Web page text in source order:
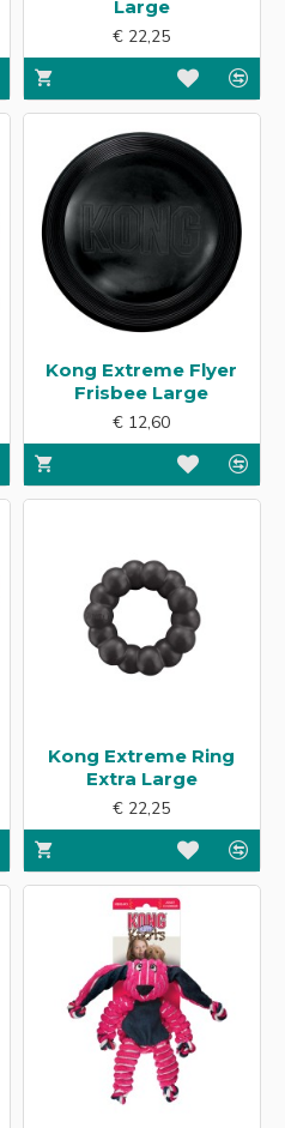
Large
€ 22,25
Kong Extreme Flyer
Frisbee Large
€ 12,60
Kong Extreme Ring
Extra Large
€ 22,25